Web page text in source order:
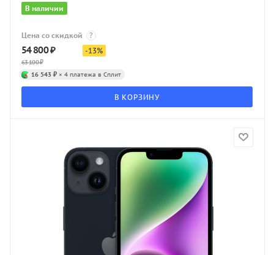
В наличии
Цена со скидкой ?
54 800₽
63 100₽
-13%
16 543 ₽ × 4 платежа в Сплит
В КОРЗИНУ